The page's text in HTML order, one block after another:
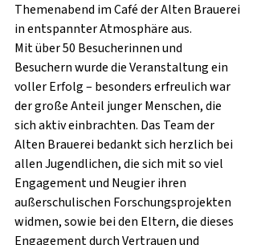
Themenabend im Café der Alten Brauerei
in entspannter Atmosphäre aus.
Mit über 50 Besucherinnen und
Besuchern wurde die Veranstaltung ein
voller Erfolg – besonders erfreulich war
der große Anteil junger Menschen, die
sich aktiv einbrachten. Das Team der
Alten Brauerei bedankt sich herzlich bei
allen Jugendlichen, die sich mit so viel
Engagement und Neugier ihren
außerschulischen Forschungsprojekten
widmen, sowie bei den Eltern, die dieses
Engagement durch Vertrauen und